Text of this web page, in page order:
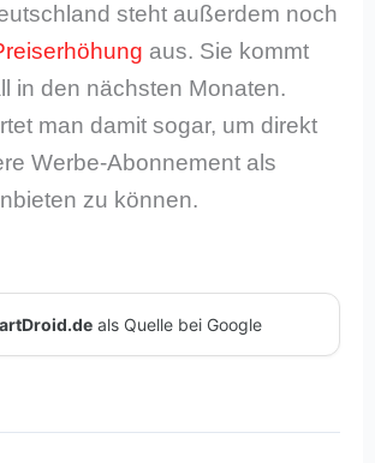
steht außerdem noch
aus. Sie kommt
in den nächsten Monaten.
man damit sogar, um direkt
Werbe-Abonnement als
zu können.
als Quelle bei Google